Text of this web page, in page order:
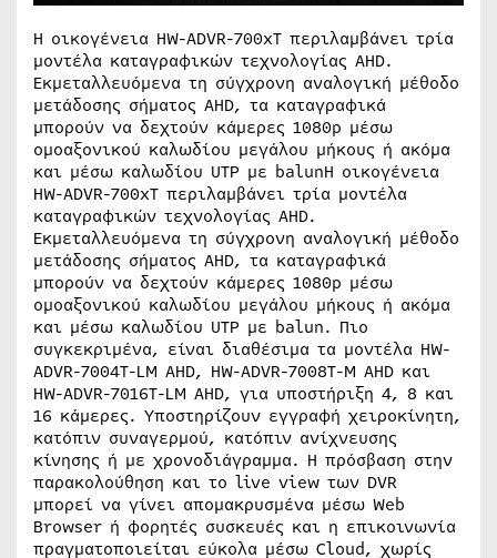
Η οικογένεια HW-ADVR-700xT περιλαμβάνει τρία
μοντέλα καταγραφικών τεχνολογίας AHD.
Εκμεταλλευόμενα τη σύγχρονη αναλογική μέθοδο
μετάδοσης σήματος AHD, τα καταγραφικά
μπορούν να δεχτούν κάμερες 1080p μέσω
ομοαξονικού καλωδίου μεγάλου μήκους ή ακόμα
και μέσω καλωδίου UTP με balunΗ οικογένεια
HW-ADVR-700xT περιλαμβάνει τρία μοντέλα
καταγραφικών τεχνολογίας AHD.
Εκμεταλλευόμενα τη σύγχρονη αναλογική μέθοδο
μετάδοσης σήματος AHD, τα καταγραφικά
μπορούν να δεχτούν κάμερες 1080p μέσω
ομοαξονικού καλωδίου μεγάλου μήκους ή ακόμα
και μέσω καλωδίου UTP με balun. Πιο
συγκεκριμένα, είναι διαθέσιμα τα μοντέλα HW-
ADVR-7004T-LM AHD, HW-ADVR-7008T-M AHD και
HW-ADVR-7016T-LM AHD, για υποστήριξη 4, 8 και
16 κάμερες. Υποστηρίζουν εγγραφή χειροκίνητη,
κατόπιν συναγερμού, κατόπιν ανίχνευσης
κίνησης ή με χρονοδιάγραμμα. Η πρόσβαση στην
παρακολούθηση και το live view των DVR
μπορεί να γίνει απομακρυσμένα μέσω Web
Browser ή φορητές συσκευές και η επικοινωνία
πραγματοποιείται εύκολα μέσω Cloud, χωρίς